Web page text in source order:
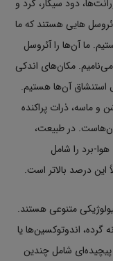
دود سیگار، گرد و
هایی هستند که ما
ما آن‌ها را آئروسل
مکان‌های اندکی
استنشاق آن‌ها هستیم.
و ماسه، ذرات پراکنده
در طبیعت،
غبارهای هوا-برد را شامل
درصد بالاتر است.
متنوعی هستند.
گرده، اندوتوکسین‌ها یا
پیچیده‌ای شامل چندین